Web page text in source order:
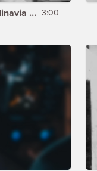
Johan Glans - World Tour of Scandinavia - HÄCKEN - 3:00